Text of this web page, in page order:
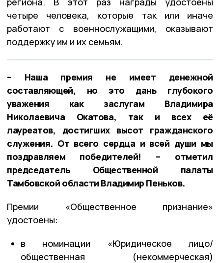
четыре человека, которые так или иначе
работают с военнослужащими, оказывают
поддержку им и их семьям.
– Наша премия не имеет денежной
составляющей, но это дань глубокого
уважения как заслугам Владимира
Николаевича Окатова, так и всех её
лауреатов, достигших высот гражданского
служения. От всего сердца и всей души мы
поздравляем победителей! – отметил
председатель Общественной палаты
Тамбовской области Владимир Пеньков.
Премии «Общественное признание»
удостоены:
в номинации «Юридическое лицо/
общественная (некоммерческая)